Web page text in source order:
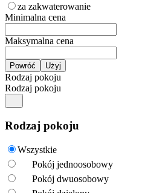
za zakwaterowanie
Minimalna cena
Maksymalna cena
Rodzaj pokoju
Rodzaj pokoju
Rodzaj pokoju
Wszystkie
Pokój jednoosobowy
Pokój dwuosobowy